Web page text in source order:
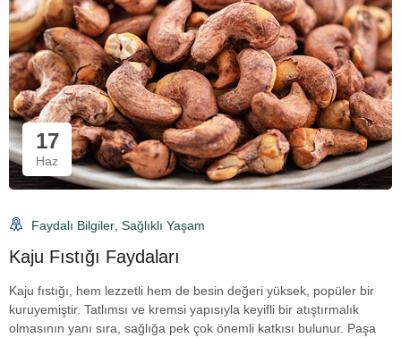
17
Haz
Faydalı Bilgiler Sağlıklı Yaşam
Kaju Fıstığı Faydaları
Kaju fıstığı, hem lezzetli hem de besin değeri yüksek, popüler bir
kuruyemiştir. Tatlımsı ve kremsi yapısıyla keyifli bir atıştırmalık
olmasının yanı sıra, sağlığa pek çok önemli katkısı bulunur. Paşa